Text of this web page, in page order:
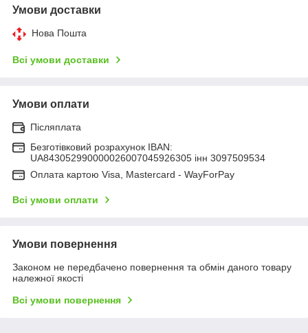
Умови доставки
Нова Пошта
Всі умови доставки
Умови оплати
Післяплата
Безготівковий розрахунок IBAN:
UA843052990000026007045926305 інн 3097509534
Оплата картою Visa, Mastercard - WayForPay
Всі умови оплати
Умови повернення
Законом не передбачено повернення та обмін даного товару
належної якості
Всі умови повернення